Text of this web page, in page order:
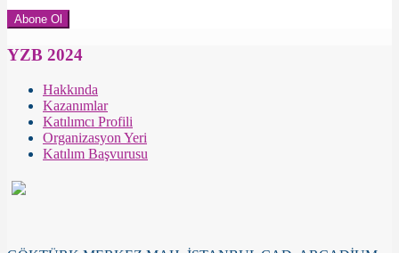
YZB 2024
Hakkında
Kazanımlar
Katılımcı Profili
Organizasyon Yeri
Katılım Başvurusu